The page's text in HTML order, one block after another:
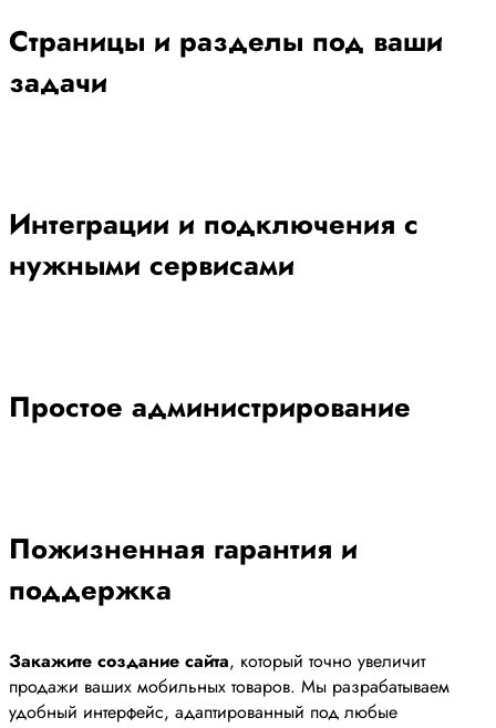
Страницы и разделы под ваши
задачи
Интеграции и подключения с
нужными сервисами
Простое администрирование
Пожизненная гарантия и
поддержка
Закажите создание сайта, который точно увеличит
продажи ваших мобильных товаров. Мы разрабатываем
удобный интерфейс, адаптированный под любые